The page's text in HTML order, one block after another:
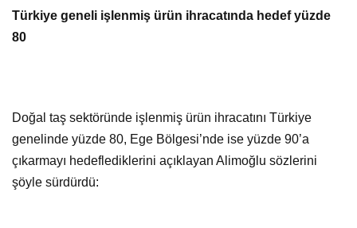
Türkiye geneli işlenmiş ürün ihracatında hedef yüzde
80
Doğal taş sektöründe işlenmiş ürün ihracatını Türkiye
genelinde yüzde 80, Ege Bölgesi’nde ise yüzde 90’a
çıkarmayı hedeflediklerini açıklayan Alimoğlu sözlerini
şöyle sürdürdü: